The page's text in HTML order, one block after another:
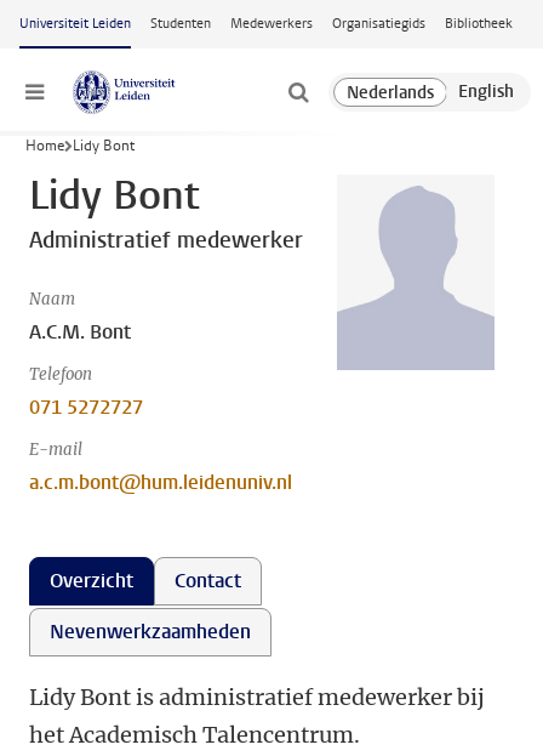
Ga naar hoofdinhoud
Universiteit Leiden Studenten Medewerkers Organisatiegids Bibliotheek
Menu
Home Lidy Bont
Lidy Bont
Administratief medewerker
Naam
A.C.M. Bont
Telefoon
071 5272727
E-mail
a.c.m.bont@hum.leidenuniv.nl
Overzicht
Contact
Nevenwerkzaamheden
Lidy Bont is administratief medewerker bij
het Academisch Talencentrum.